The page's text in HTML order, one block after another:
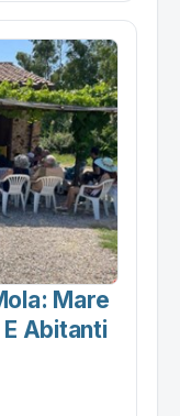
Mare
Abitanti